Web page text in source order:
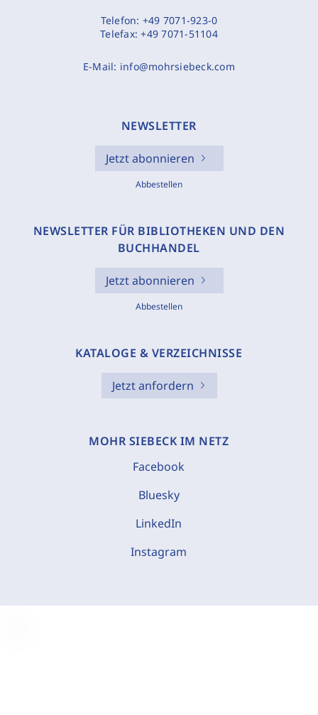
Telefon: +49 7071-923-0
Telefax:+49 7071-51104
E-Mail: info@mohrsiebeck.com
NEWSLETTER
Jetzt abonnieren
Abbestellen
NEWSLETTER FÜR BIBLIOTHEKEN UND DEN
BUCHHANDEL
Jetzt abonnieren
Abbestellen
KATALOGE & VERZEICHNISSE
Jetzt anfordern
MOHR SIEBECK IM NETZ
Facebook
Bluesky
LinkedIn
Instagram